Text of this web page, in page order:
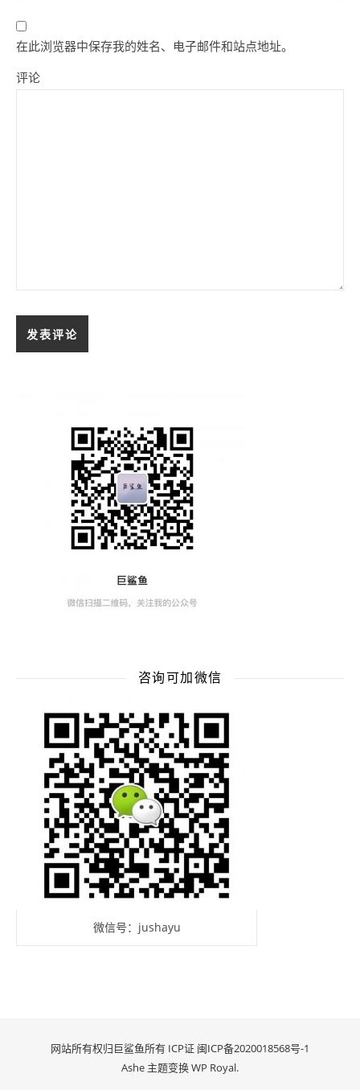
在此浏览器中保存我的姓名、电子邮件和站点地址。
评论
咨询可加微信
微信号：jushayu
网站所有权归巨鲨鱼所有 ICP证 闽ICP备2020018568号-1
Ashe 主题变换WP Royal.